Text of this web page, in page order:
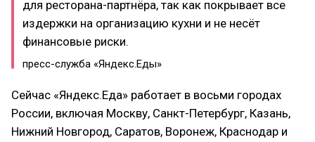
для ресторана-партнёра, так как покрывает все
издержки на организацию кухни и не несёт
финансовые риски.
пресс-служба «Яндекс.Еды»
Сейчас «Яндекс.Еда» работает в восьми городах
России, включая Москву, Санкт-Петербург, Казань,
Нижний Новгород, Саратов, Воронеж, Краснодар и